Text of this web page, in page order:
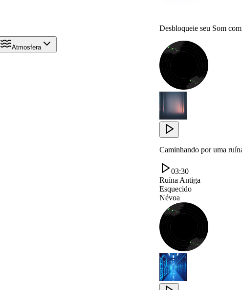
Atmosfera
Desbloqueie seu Som
Caminhando por uma
03:30
Ruína Antiga
Esquecido
Névoa